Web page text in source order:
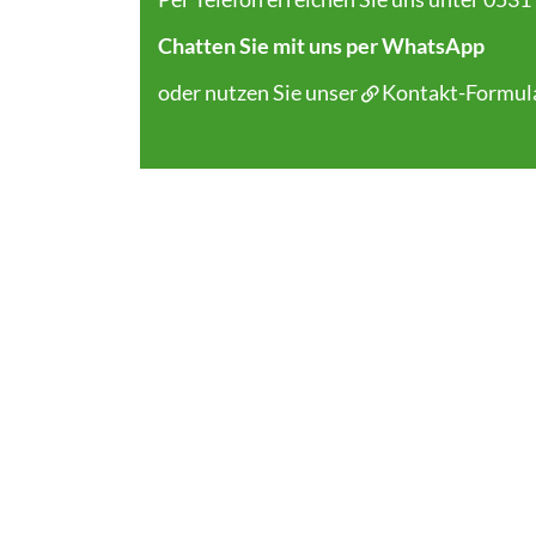
Chatten Sie mit uns per WhatsApp
oder nutzen Sie unser
Kontakt-